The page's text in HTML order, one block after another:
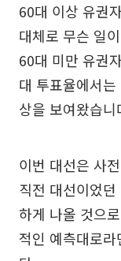
60대 이상 유권
대체로 무슨 일
60대 미만 유권
대 투표율에서
상을 보여왔습니
이번 대선은 사
직전 대선이었
하게 나올 것으
적인 예측대로